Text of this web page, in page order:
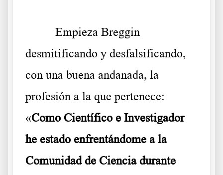
Empieza Breggin
desmitificando y desfalsificando,
con una buena andanada, la
profesión a la que pertenece:
«Como Científico e Investigador
he estado enfrentándome a la
Comunidad de Ciencia durante